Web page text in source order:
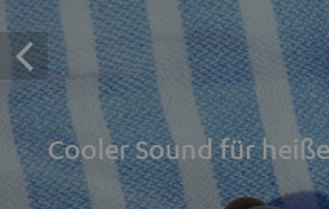
Cooler Sound für